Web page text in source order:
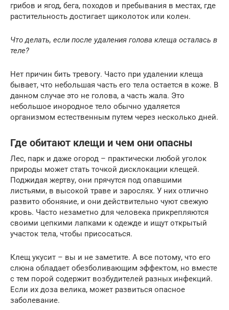
грибов и ягод, бега, походов и пребывания в местах, где
растительность достигает щиколоток или колен.
Что делать, если после удаления голова клеща осталась в
теле?
Нет причин бить тревогу. Часто при удалении клеща
бывает, что небольшая часть его тела остается в коже. В
данном случае это не голова, а часть жала. Это
небольшое инородное тело обычно удаляется
организмом естественным путем через несколько дней.
Где обитают клещи и чем они опасны
Лес, парк и даже огород – практически любой уголок
природы может стать точкой дисклокации клещей.
Поджидая жертву, они прячутся под опавшими
листьями, в высокой траве и зарослях. У них отлично
развито обоняние, и они действительно чуют свежую
кровь. Часто незаметно для человека прикрепляются
своими цепкими лапками к одежде и ищут открытый
участок тела, чтобы присосаться.
Клещ укусит – вы и не заметите. А все потому, что его
слюна обладает обезболивающим эффектом, но вместе
с тем порой содержит возбудителей разных инфекций.
Если их доза велика, может развиться опасное
заболевание.